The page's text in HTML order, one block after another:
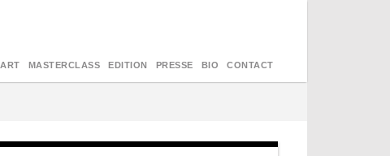
MASTERCLASS EDITION PRESSE BIO CONTACT